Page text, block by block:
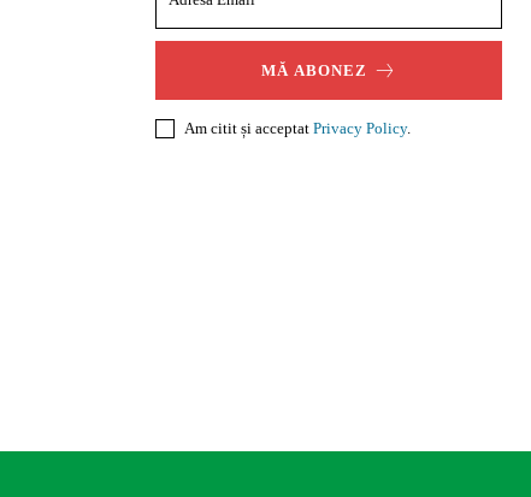
MĂ ABONEZ
Am citit și acceptat Privacy Policy.